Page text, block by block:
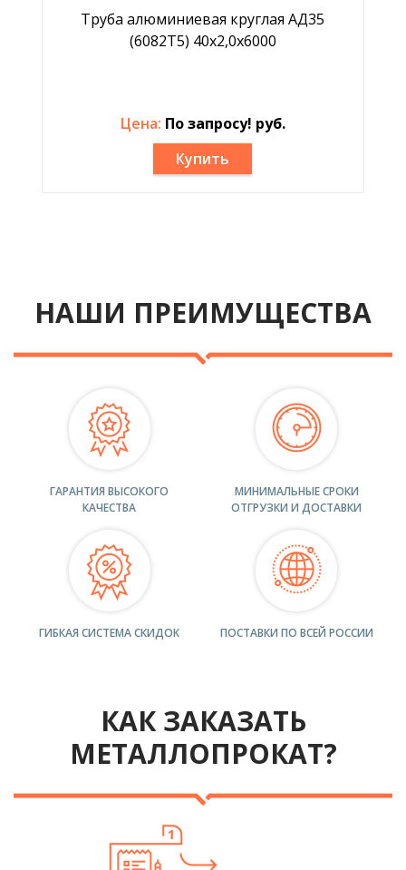
Труба алюминиевая круглая АД35
(6082Т5) 40х2,0х6000
Цена: По запросу! руб.
Купить
НАШИ ПРЕИМУЩЕСТВА
ГАРАНТИЯ ВЫСОКОГО
КАЧЕСТВА
МИНИМАЛЬНЫЕ СРОКИ
ОТГРУЗКИ И ДОСТАВКИ
ГИБКАЯ СИСТЕМА СКИДОК ПОСТАВКИ ПО ВСЕЙ РОССИИ
КАК ЗАКАЗАТЬ
МЕТАЛЛОПРОКАТ?